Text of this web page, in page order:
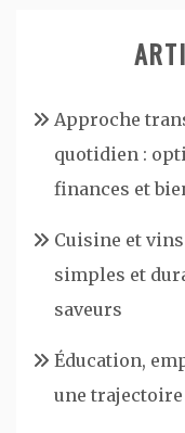
Approche
quotidien :
finances et
Cuisine et
simples et
saveurs
Éducation,
une